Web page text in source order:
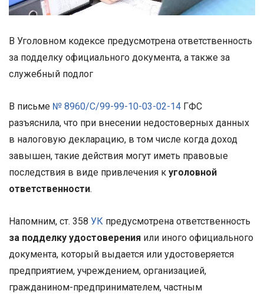
В Уголовном кодексе предусмотрена ответственность
за подделку официального документа, а также за
служебный подлог
В письме № 8960/С/99-99-10-03-02-14 ГФС
разъяснила, что при внесении недостоверных данных
в налоговую декларацию, в том числе когда доход
завышен, такие действия могут иметь правовые
последствия в виде привлечения к уголовной
ответственности.
Напомним, ст. 358 УК предусмотрена ответственность
за подделку удостоверения или иного официального
документа, который выдается или удостоверяется
предприятием, учреждением, организацией,
гражданином-предпринимателем, частным